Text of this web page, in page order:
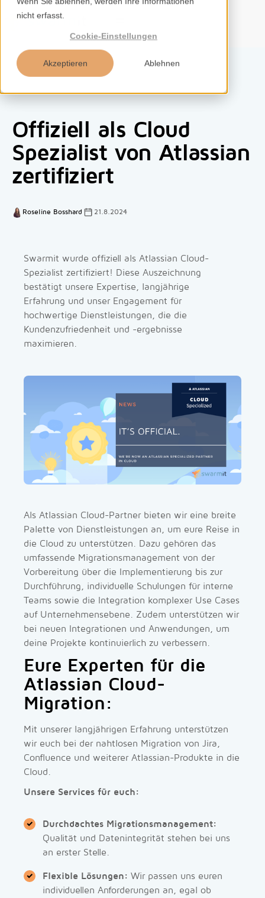
nicht erfasst.
Cookie-Einstellungen
Akzeptieren Ablehnen
Services
Kompetenzen
Über uns
Offiziell als Cloud
Spezialist von Atlassian
zertifiziert
Roseline Bosshard 21.8.2024
Swarmit wurde offiziell als Atlassian Cloud-
Spezialist zertifiziert! Diese Auszeichnung
bestätigt unsere Expertise, langjährige
Erfahrung und unser Engagement für
hochwertige Dienstleistungen, die die
Kundenzufriedenheit und -ergebnisse
maximieren.
Als Atlassian Cloud-Partner bieten wir eine breite
Palette von Dienstleistungen an, um eure Reise in
die Cloud zu unterstützen. Dazu gehören das
umfassende Migrationsmanagement von der
Vorbereitung über die Implementierung bis zur
Durchführung, individuelle Schulungen für interne
Teams sowie die Integration komplexer Use Cases
auf Unternehmensebene. Zudem unterstützen wir
bei neuen Integrationen und Anwendungen, um
deine Projekte kontinuierlich zu verbessern.
Eure Experten für die
Atlassian Cloud-
Migration:
Mit unserer langjährigen Erfahrung unterstützen
wir euch bei der nahtlosen Migration von Jira,
Confluence und weiterer Atlassian-Produkte in die
Cloud.
Unsere Services für euch:
Durchdachtes Migrationsmanagement:
Qualität und Datenintegrität stehen bei uns
an erster Stelle.
Flexible Lösungen: Wir passen uns euren
individuellen Anforderungen an, egal ob